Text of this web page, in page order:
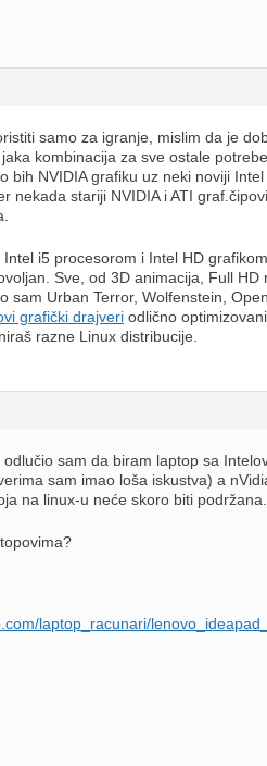
samo za igranje, mislim da je
kombinacija za sve ostale
bih NVIDIA grafiku uz neki noviji
nekada stariji NVIDIA i ATI
i5 procesorom i Intel HD
Sve, od 3D animacija, Full HD
sam Urban Terror, Wolfenstein,
grafički drajveri odlično
razne Linux distribucije.
sam da biram laptop sa
sam imao loša iskustva) a
na linux-u neće skoro biti podržana.
laptop_racunari/